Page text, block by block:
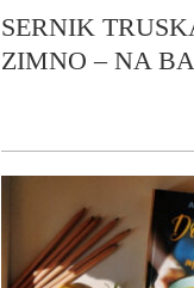
SERNIK
ZIMNO – NA